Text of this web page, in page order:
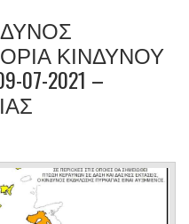
ΚΙΝΔΥΝΟΥ
07-2021 –